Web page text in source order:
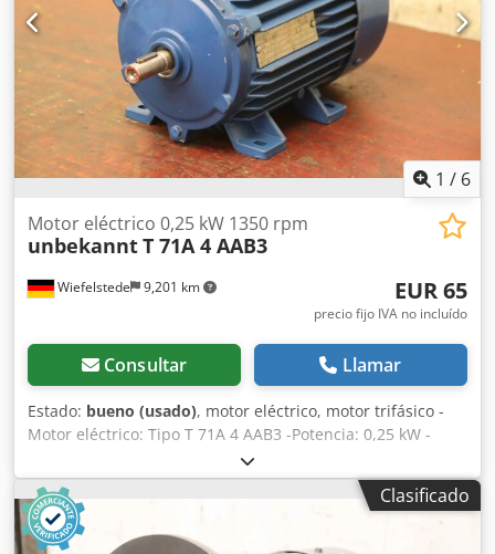
1 / 6
Wiefelstede 9,201 km
Motor eléctrico 0,25 kW 1350 rpm
unbekanntT 71A 4 AAB3
EUR 65
precio fijo IVA no incluído
Consultar Llamar
Estado: bueno (usado), motor eléctrico, motor trifásico -
Motor eléctrico: Tipo T 71A 4 AAB3 -Potencia: 0,25 kW -
Velocidad: 2790 rpm -Eje: Ø 14 x 30 mm -Diseño: B3
Dcjdpfx Apov Hzpnjvsk -Clase de protección: IP 54 -
Dimensiones: 245/140/H170 mm -Peso: 5,3 kg
Clasificado